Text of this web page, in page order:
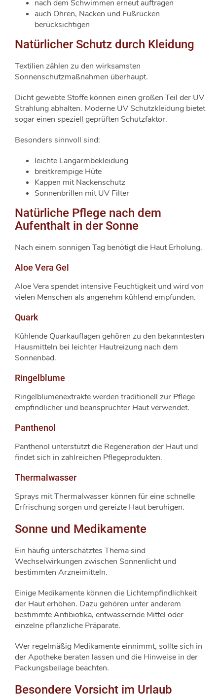
nach dem Schwimmen erneut auftragen
auch Ohren, Nacken und Fußrücken
berücksichtigen
Natürlicher Schutz durch Kleidung
Textilien zählen zu den wirksamsten
Sonnenschutzmaßnahmen überhaupt.
Dicht gewebte Stoffe können einen großen Teil der UV
Strahlung abhalten. Moderne UV Schutzkleidung bietet
sogar einen speziell geprüften Schutzfaktor.
Besonders sinnvoll sind:
leichte Langarmbekleidung
breitkrempige Hüte
Kappen mit Nackenschutz
Sonnenbrillen mit UV Filter
Natürliche Pflege nach dem
Aufenthalt in der Sonne
Nach einem sonnigen Tag benötigt die Haut Erholung.
Aloe Vera Gel
Aloe Vera spendet intensive Feuchtigkeit und wird von
vielen Menschen als angenehm kühlend empfunden.
Quark
Kühlende Quarkauflagen gehören zu den bekanntesten
Hausmitteln bei leichter Hautreizung nach dem
Sonnenbad.
Ringelblume
Ringelblumenextrakte werden traditionell zur Pflege
empfindlicher und beanspruchter Haut verwendet.
Panthenol
Panthenol unterstützt die Regeneration der Haut und
findet sich in zahlreichen Pflegeprodukten.
Thermalwasser
Sprays mit Thermalwasser können für eine schnelle
Erfrischung sorgen und gereizte Haut beruhigen.
Sonne und Medikamente
Ein häufig unterschätztes Thema sind
Wechselwirkungen zwischen Sonnenlicht und
bestimmten Arzneimitteln.
Einige Medikamente können die Lichtempfindlichkeit
der Haut erhöhen. Dazu gehören unter anderem
bestimmte Antibiotika, entwässernde Mittel oder
einzelne pflanzliche Präparate.
Wer regelmäßig Medikamente einnimmt, sollte sich in
der Apotheke beraten lassen und die Hinweise in der
Packungsbeilage beachten.
Besondere Vorsicht im Urlaub